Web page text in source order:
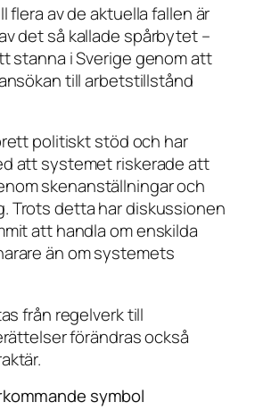
flera av de aktuella fallen är
det så kallade spårbytet –
stanna i Sverige genom att
till arbetstillstånd
politiskt stöd och har
att systemet riskerade att
skenanställningar och
Trots detta har diskussionen
att handla om enskilda
än om systemets
från regelverk till
förändras också
symbol